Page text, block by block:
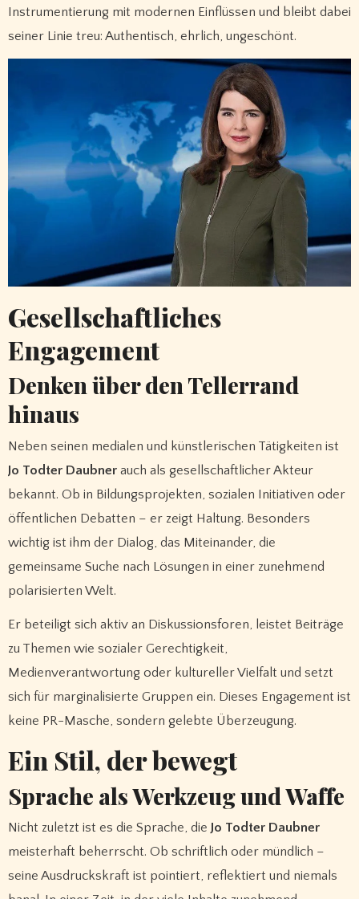
Instrumentierung mit modernen Einflüssen und bleibt dabei
seiner Linie treu: Authentisch, ehrlich, ungeschönt.
Gesellschaftliches
Engagement
Denken über den Tellerrand
hinaus
Neben seinen medialen und künstlerischen Tätigkeiten ist
Jo Todter Daubnerauch als gesellschaftlicher Akteur
bekannt. Ob in Bildungsprojekten, sozialen Initiativen oder
öffentlichen Debatten – er zeigt Haltung. Besonders
wichtig ist ihm der Dialog, das Miteinander, die
gemeinsame Suche nach Lösungen in einer zunehmend
polarisierten Welt.
Er beteiligt sich aktiv an Diskussionsforen, leistet Beiträge
zu Themen wie sozialer Gerechtigkeit,
Medienverantwortung oder kultureller Vielfalt und setzt
sich für marginalisierte Gruppen ein. Dieses Engagement ist
keine PR-Masche, sondern gelebte Überzeugung.
Ein Stil, der bewegt
Sprache als Werkzeug und Waffe
Nicht zuletzt ist es die Sprache, die Jo Todter Daubner
meisterhaft beherrscht. Ob schriftlich oder mündlich –
seine Ausdruckskraft ist pointiert, reflektiert und niemals